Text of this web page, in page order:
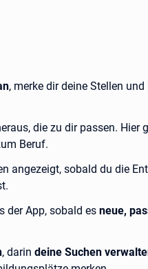
, merke dir deine Stellen und
die zu dir passen. Hier
Beruf.
angezeigt, sobald du die
der App, sobald es neue,
, darin deine Suchen